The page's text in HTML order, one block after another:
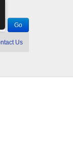
Us